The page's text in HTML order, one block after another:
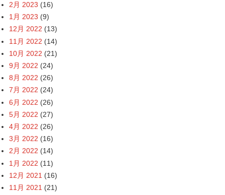
2月 2023 (16)
1月 2023 (9)
12月 2022 (13)
11月 2022 (14)
10月 2022 (21)
9月 2022 (24)
8月 2022 (26)
7月 2022 (24)
6月 2022 (26)
5月 2022 (27)
4月 2022 (26)
3月 2022 (16)
2月 2022 (14)
1月 2022 (11)
12月 2021 (16)
11月 2021 (21)